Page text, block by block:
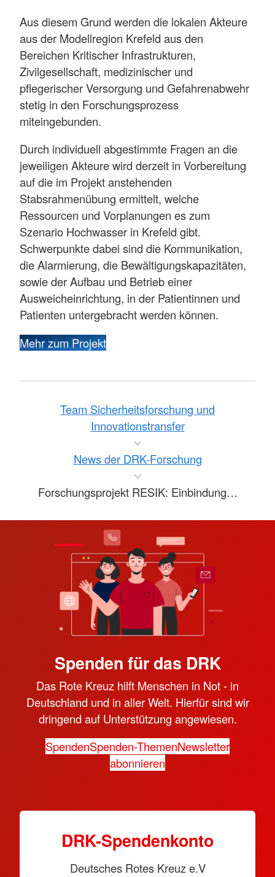
Aus diesem Grund werden die lokalen Akteure
aus der Modellregion Krefeld aus den
Bereichen Kritischer Infrastrukturen,
Zivilgesellschaft, medizinischer und
pflegerischer Versorgung und Gefahrenabwehr
stetig in den Forschungsprozess
miteingebunden.
Durch individuell abgestimmte Fragen an die
jeweiligen Akteure wird derzeit in Vorbereitung
auf die im Projekt anstehenden
Stabsrahmenübung ermittelt, welche
Ressourcen und Vorplanungen es zum
Szenario Hochwasser in Krefeld gibt.
Schwerpunkte dabei sind die Kommunikation,
die Alarmierung, die Bewältigungskapazitäten,
sowie der Aufbau und Betrieb einer
Ausweicheinrichtung, in der Patientinnen und
Patienten untergebracht werden können.
Mehr zum Projekt
Team Sicherheitsforschung und
Innovationstransfer
News der DRK-Forschung
Forschungsprojekt RESIK: Einbindung…
Spenden für das DRK
Das Rote Kreuz hilft Menschen in Not - in
Deutschland und in aller Welt. Hierfür sind wir
dringend auf Unterstützung angewiesen.
SpendenSpenden-ThemenNewsletter
abonnieren
DRK-Spendenkonto
Deutsches Rotes Kreuz e.V